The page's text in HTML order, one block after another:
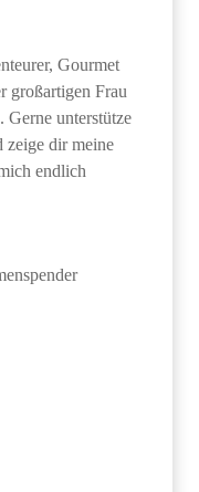
Gourmet
großartigen Frau
unterstütze
zeige dir meine
endlich